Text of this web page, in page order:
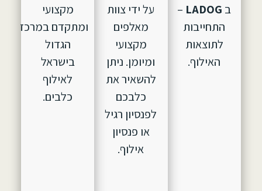
ב LADOG
–
התחייבות
לתוצאות
האילוף.
על ידי צוות
מאלפים
מקצועי
ומיומן. ניתן
להשאיר את
כלבכם
לפנסיון רגיל
או פנסיון
אילוף.
מקצועי
ומתקדם במרכז
הגדול
בישראל
לאילוף
כלבים.